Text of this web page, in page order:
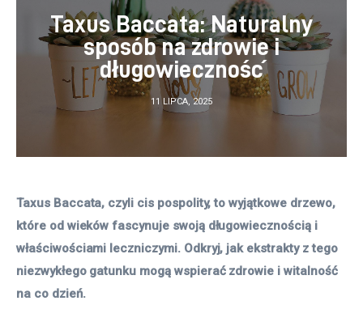
Dom i ogród
Uroda
Więcej
Taxus Baccata: Naturalny
sposób na zdrowie i
długowieczność
11 LIPCA, 2025
Taxus Baccata, czyli cis pospolity, to wyjątkowe drzewo,
które od wieków fascynuje swoją długowiecznością i
właściwościami leczniczymi. Odkryj, jak ekstrakty z tego
niezwykłego gatunku mogą wspierać zdrowie i witalność
na co dzień.